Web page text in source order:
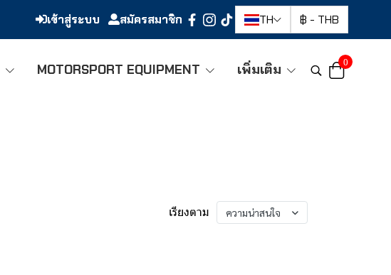
เข้าสู่ระบบ สมัครสมาชิก TH ฿ - THB
MOTORSPORT EQUIPMENT เพิ่มเติม 0
เรียงตาม ความน่าสนใจ